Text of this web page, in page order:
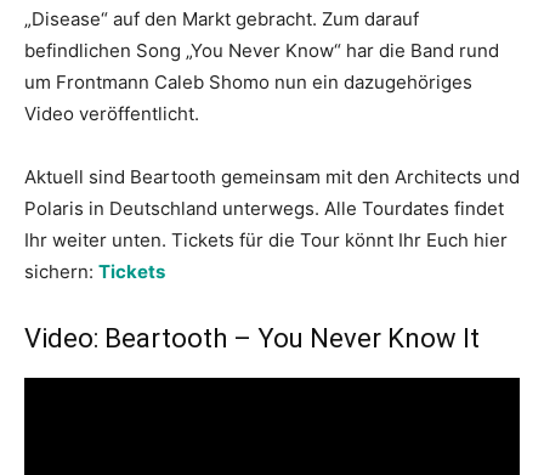
„Disease“ auf den Markt gebracht. Zum darauf
befindlichen Song „You Never Know“ har die Band rund
um Frontmann Caleb Shomo nun ein dazugehöriges
Video veröffentlicht.
Aktuell sind Beartooth gemeinsam mit den Architects und
Polaris in Deutschland unterwegs. Alle Tourdates findet
Ihr weiter unten. Tickets für die Tour könnt Ihr Euch hier
sichern: Tickets
Video: Beartooth – You Never Know lt